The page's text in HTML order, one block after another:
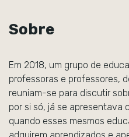
Sobre
Em 2018, um grupo de
professoras e professores,
reuniam-se para discutir
por si só, já se apresentava
quando esses mesmos